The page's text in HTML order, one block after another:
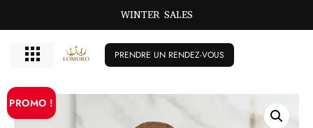
WINTER SALES
PRENDRE UN RENDEZ-VOUS
PROMO !